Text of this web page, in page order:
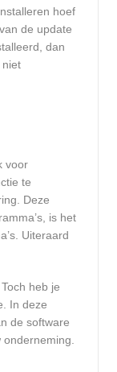
hoef
de update
dan
niet
voor
te
Deze
is het
Uiteraard
heb je
In deze
de software